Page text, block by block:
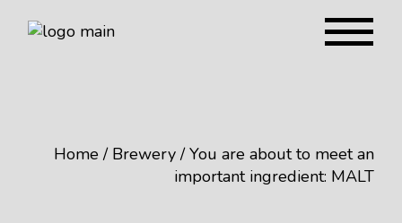
Home Brewery
You are about to meet an
important ingredient: MALT